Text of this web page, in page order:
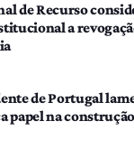
de Recurso
a
de Portugal
papel na